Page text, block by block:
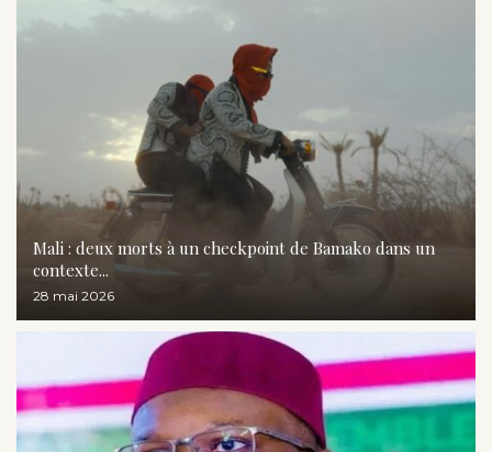
Mali : deux morts à un checkpoint de Bamako dans un
contexte...
28 mai 2026